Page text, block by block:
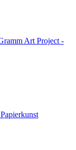
Art Project -